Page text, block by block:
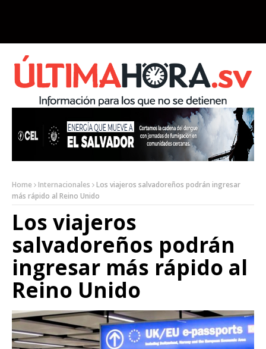
Home Internacionales
Los viajeros salvadoreños podrán ingresar
más rápido al Reino Unido
Los viajeros
salvadoreños podrán
ingresar más rápido al
Reino Unido